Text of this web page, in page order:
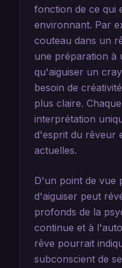
fonction de ce qui
environnant. Par
couteau dans un
une préparation à
qu'aiguiser un
besoin de
plus claire.
interprétation
d'esprit du rêveur
actuelles.
D'un point de vue
d'aiguiser peut
profonds de la
continue et à
rêve pourrait
subconscient de